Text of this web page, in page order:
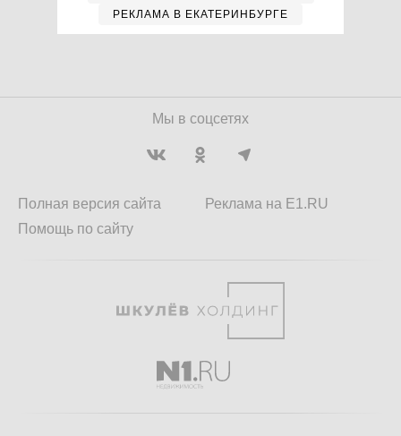
РЕКЛАМА В ЕКАТЕРИНБУРГЕ
Мы в соцсетях
Полная версия сайта
Помощь по сайту
Реклама на E1.RU